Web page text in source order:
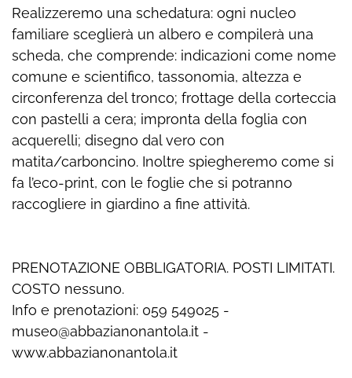
Realizzeremo una schedatura: ogni nucleo
familiare sceglierà un albero e compilerà una
scheda, che comprende: indicazioni come nome
comune e scientifico, tassonomia, altezza e
circonferenza del tronco; frottage della corteccia
con pastelli a cera; impronta della foglia con
acquerelli; disegno dal vero con
matita/carboncino. Inoltre spiegheremo come si
fa l’eco-print, con le foglie che si potranno
raccogliere in giardino a fine attività.
PRENOTAZIONE OBBLIGATORIA. POSTI LIMITATI.
COSTO nessuno.
Info e prenotazioni: 059 549025 -
museo@abbazianonantola.it -
www.abbazianonantola.it